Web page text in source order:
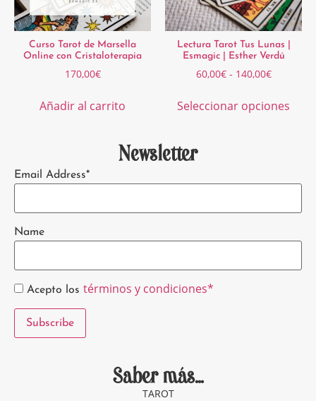
Curso Tarot de Marsella
Online con Cristaloterapia
170,00€
Añadir al carrito
Lectura Tarot Tus Lunas |
Esmagic | Esther Verdú
60,00€ - 140,00€
Seleccionar opciones
Newsletter
Email Address*
Name
Acepto los términos y condiciones*
Saber más...
TAROT